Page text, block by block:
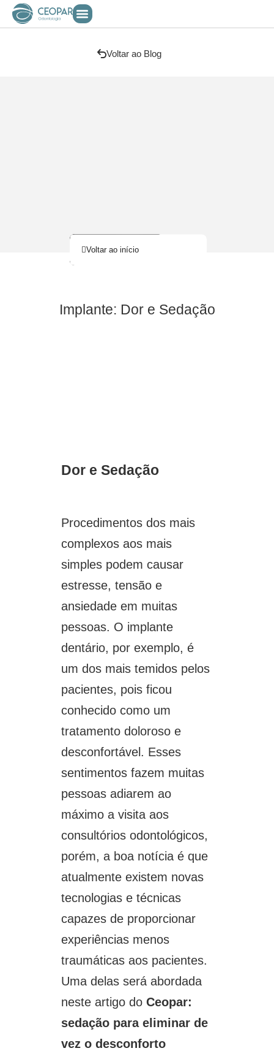
Voltar ao Blog
Voltar ao início
Implante: Dor e Sedação
Dor e Sedação
Procedimentos dos mais
complexos aos mais
simples podem causar
estresse, tensão e
ansiedade em muitas
pessoas. O implante
dentário, por exemplo, é
um dos mais temidos pelos
pacientes, pois ficou
conhecido como um
tratamento doloroso e
desconfortável. Esses
sentimentos fazem muitas
pessoas adiarem ao
máximo a visita aos
consultórios odontológicos,
porém, a boa notícia é que
atualmente existem novas
tecnologias e técnicas
capazes de proporcionar
experiências menos
traumáticas aos pacientes.
Uma delas será abordada
neste artigo do Ceopar:
sedação para eliminar de
vez o desconforto